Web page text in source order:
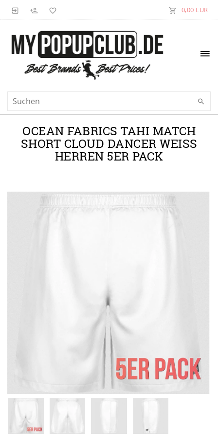
0,00 EUR
OCEAN FABRICS TAHI MATCH
SHORT CLOUD DANCER WEISS H
ERREN 5ER PACK